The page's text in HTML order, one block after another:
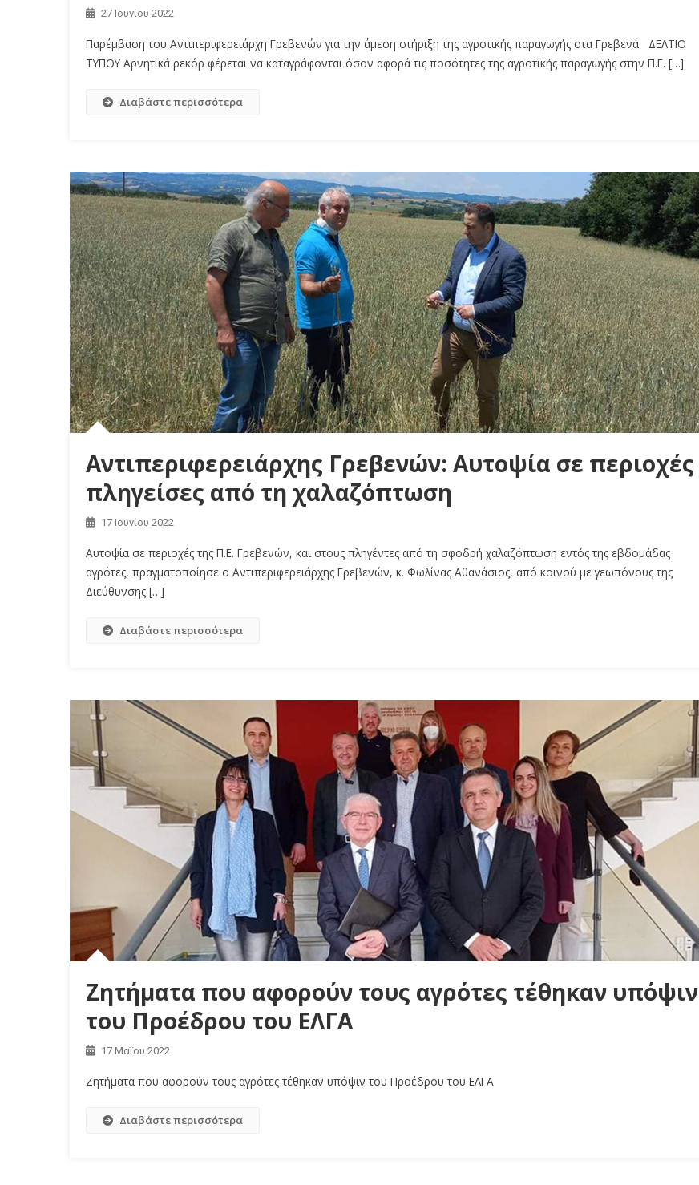
27 Ιουνίου 2022
Παρέμβαση του Αντιπεριφερειάρχη Γρεβενών για την άμεση στήριξη της αγροτικής παραγωγής στα Γρεβενά ΔΕΛΤΙΟ
ΤΥΠΟΥ Αρνητικά ρεκόρ φέρεται να καταγράφονται όσον αφορά τις ποσότητες της αγροτικής παραγωγής στην Π.Ε. […]
Διαβάστε περισσότερα
Αντιπεριφερειάρχης Γρεβενών: Αυτοψία σε περιοχές
πληγείσες από τη χαλαζόπτωση
17 Ιουνίου 2022
Αυτοψία σε περιοχές της Π.Ε. Γρεβενών, και στους πληγέντες από τη σφοδρή χαλαζόπτωση εντός της εβδομάδας
αγρότες, πραγματοποίησε ο Αντιπεριφερειάρχης Γρεβενών, κ. Φωλίνας Αθανάσιος, από κοινού με γεωπόνους της
Διεύθυνσης […]
Διαβάστε περισσότερα
Ζητήματα που αφορούν τους αγρότες τέθηκαν υπόψιν
του Προέδρου του ΕΛΓΑ
17 Μαΐου 2022
Ζητήματα που αφορούν τους αγρότες τέθηκαν υπόψιν του Προέδρου του ΕΛΓΑ
Διαβάστε περισσότερα